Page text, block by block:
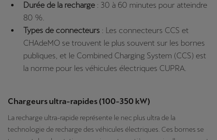
Durée de la recharge : 30 à 60 minutes pour atteindre
80 %.
Types de connecteurs : Les connecteurs CCS et
CHAdeMO se trouvent le plus souvent sur les bornes
publiques, et le Combined Charging System (CCS) est
la norme pour les véhicules électriques CUPRA.
Chargeurs ultra-rapides (100-350 kW)
La recharge ultra-rapide représente le nec plus ultra de la
technologie de recharge des véhicules électriques. Ces bornes se